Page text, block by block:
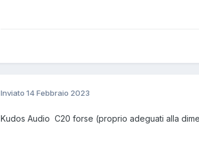
Inviato 14 Febbraio 2023
Kudos Audio C20 forse (proprio adeguati alla